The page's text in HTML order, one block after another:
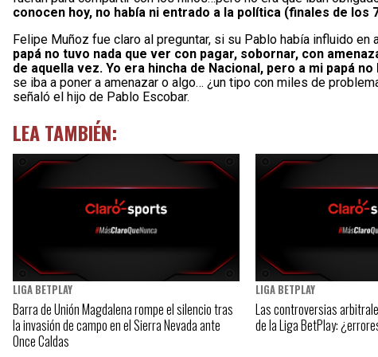
conocen hoy, no había ni entrado a la política (finales de los
Felipe Muñoz fue claro al preguntar, si su Pablo había influido en
papá no tuvo nada que ver con pagar, sobornar, con
de aquella vez. Yo era hincha de Nacional, pero a mi papá
se iba a poner a amenazar o algo… ¿un tipo con miles de
señaló el hijo de Pablo Escobar.
LEA TAMBIÉN:
LIGA BETPLAY
Barra de Unión Magdalena rompe el silencio tras
la invasión de campo en el Sierra Nevada ante
Once Caldas
LIGA BETPLAY
Las controversias
de la Liga BetPlay: